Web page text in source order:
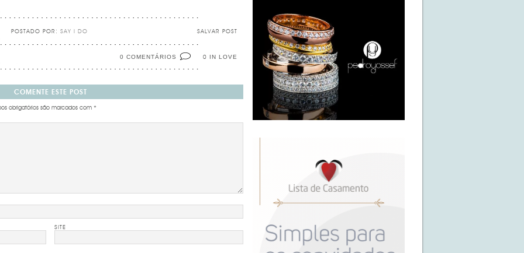
SALVAR POST
POSTADO POR: SAY I DO
0 IN LOVE
0 COMENTÁRIOS
COMENTE ESTE POST
obrigatórios são marcados com *
SITE